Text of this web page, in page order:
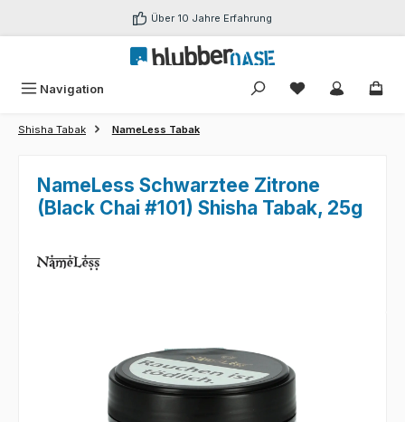
Zum Hauptinhalt springen Über 10 Jahre Erfahrung
Navigation Du hast 0
Shisha Tabak NameLess Tabak
NameLess Schwarztee Zitrone
(Black Chai #101) Shisha Tabak, 25g